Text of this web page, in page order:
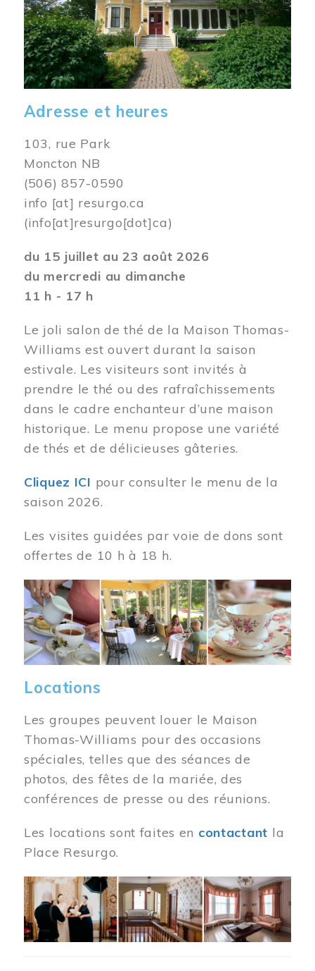
Adresse et heures
103, rue Park
Moncton NB
(506) 857-0590
info [at] resurgo.ca
(info[at]resurgo[dot]ca)
du 15 juillet au 23 août 2026
du mercredi au dimanche
11 h - 17 h
Le joli salon de thé de la Maison Thomas-
Williams est ouvert durant la saison
estivale. Les visiteurs sont invités à
prendre le thé ou des rafraîchissements
dans le cadre enchanteur d’une maison
historique. Le menu propose une variété
de thés et de délicieuses gâteries.
Cliquez ICI pour consulter le menu de la
saison 2026.
Les visites guidées par voie de dons sont
offertes de 10 h à 18 h.
Image
Locations
Les groupes peuvent louer le Maison
Thomas-Williams pour des occasions
spéciales, telles que des séances de
photos, des fêtes de la mariée, des
conférences de presse ou des réunions.
Les locations sont faites en contactant la
Place Resurgo.
Image